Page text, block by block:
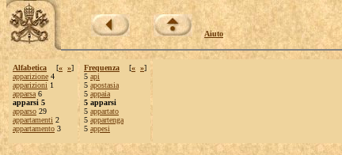
Aiuto
Alfabetica [« »]
apparizione 4
apparizioni 1
apparsa 6
apparsi 5
apparso 29
appartamenti 2
appartamento 3
Frequenza [« »]
5 api
5 apostasia
5 appaia
5 apparsi
5 appartato
5 appartenga
5 appesi